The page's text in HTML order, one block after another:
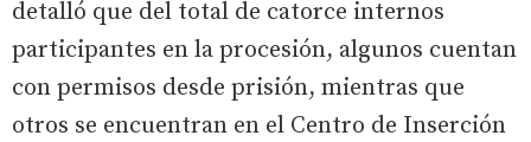
detalló que del total de catorce internos
participantes en la procesión, algunos cuentan
con permisos desde prisión, mientras que
otros se encuentran en el Centro de Inserción